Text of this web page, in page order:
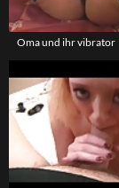
Oma und ihr vibrator